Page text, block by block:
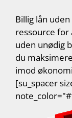
Billig lån
ressource for
uden unødig
du
imod
[su_spacer